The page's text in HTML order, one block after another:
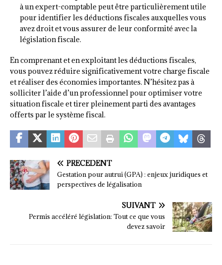
à un expert-comptable peut être particulièrement utile
pour identifier les déductions fiscales auxquelles vous
avez droit et vous assurer de leur conformité avec la
législation fiscale.
En comprenant et en exploitant les déductions fiscales,
vous pouvez réduire significativement votre charge fiscale
et réaliser des économies importantes. N’hésitez pas à
solliciter l’aide d’un professionnel pour optimiser votre
situation fiscale et tirer pleinement parti des avantages
offerts par le système fiscal.
PRÉCÉDENT
Gestation pour autrui (GPA) : enjeux juridiques et
perspectives de légalisation
SUIVANT
Permis accéléré législation: Tout ce que vous
devez savoir